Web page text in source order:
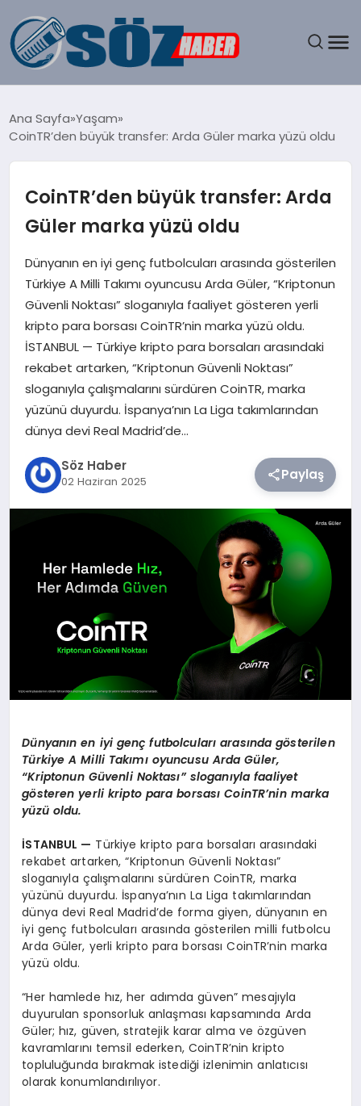
MAGAZIN
EKONOMI
EĞITIM
TEKNOLOJI
SIYASET
YAŞAM
Ana Sayfa Yaşam
CoinTR’den büyük transfer: Arda Güler marka yüzü oldu
CoinTR’den büyük transfer: Arda
Güler marka yüzü oldu
Dünyanın en iyi genç futbolcuları arasında gösterilen
Türkiye A Milli Takımı oyuncusu Arda Güler, “Kriptonun
Güvenli Noktası” sloganıyla faaliyet gösteren yerli
kripto para borsası CoinTR’nin marka yüzü oldu.
İSTANBUL — Türkiye kripto para borsaları arasındaki
rekabet artarken, “Kriptonun Güvenli Noktası”
sloganıyla çalışmalarını sürdüren CoinTR, marka
yüzünü duyurdu. İspanya’nın La Liga takımlarından
dünya devi Real Madrid’de…
Söz Haber
02 Haziran 2025 Paylaş
Dünyanın en iyi genç futbolcuları arasında gösterilen
Türkiye A Milli Takımı oyuncusu Arda Güler,
“Kriptonun Güvenli Noktası” sloganıyla faaliyet
gösteren yerli kripto para borsası CoinTR’nin marka
yüzü oldu.
İSTANBUL — Türkiye kripto para borsaları arasındaki
rekabet artarken, “Kriptonun Güvenli Noktası”
sloganıyla çalışmalarını sürdüren CoinTR, marka
yüzünü duyurdu. İspanya’nın La Liga takımlarından
dünya devi Real Madrid’de forma giyen, dünyanın en
iyi genç futbolcuları arasında gösterilen milli futbolcu
Arda Güler, yerli kripto para borsası CoinTR’nin marka
yüzü oldu.
“Her hamlede hız, her adımda güven” mesajıyla
duyurulan sponsorluk anlaşması kapsamında Arda
Güler; hız, güven, stratejik karar alma ve özgüven
kavramlarını temsil ederken, CoinTR’nin kripto
topluluğunda bırakmak istediği izlenimin anlatıcısı
olarak konumlandırılıyor.